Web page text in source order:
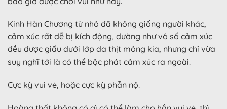
Kinh Hàn Chương từ nhỏ đã không giống người khác,
cảm xúc rất dễ bị kích động, dường như vô số cảm xúc
đều được giấu dưới lớp da thịt mỏng kia, nhưng chỉ vừa
suy nghĩ tới là có thể bộc phát cảm xúc ra ngoài.
Cực kỳ vui vẻ, hoặc cực kỳ phẫn nộ.